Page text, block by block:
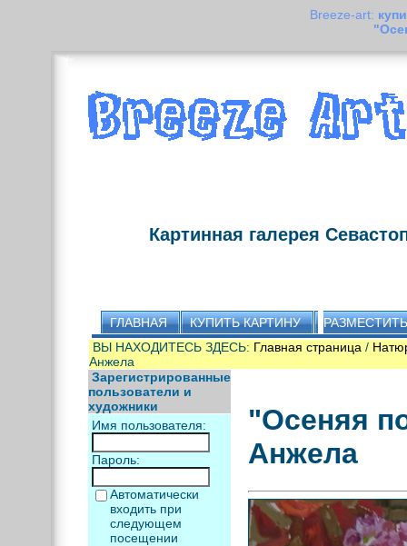
Breeze-art:
Картинная галерея
ГЛАВНАЯ КУПИТЬ КАРТИНУ
ВЫ НАХОДИТЕСЬ ЗДЕСЬ: Главная страница /
Анжела
Зарегистрированные
пользователи и
художники
Имя пользователя:
Пароль:
Автоматически
входить при
следующем
посещении
"Осеняя
Анжела